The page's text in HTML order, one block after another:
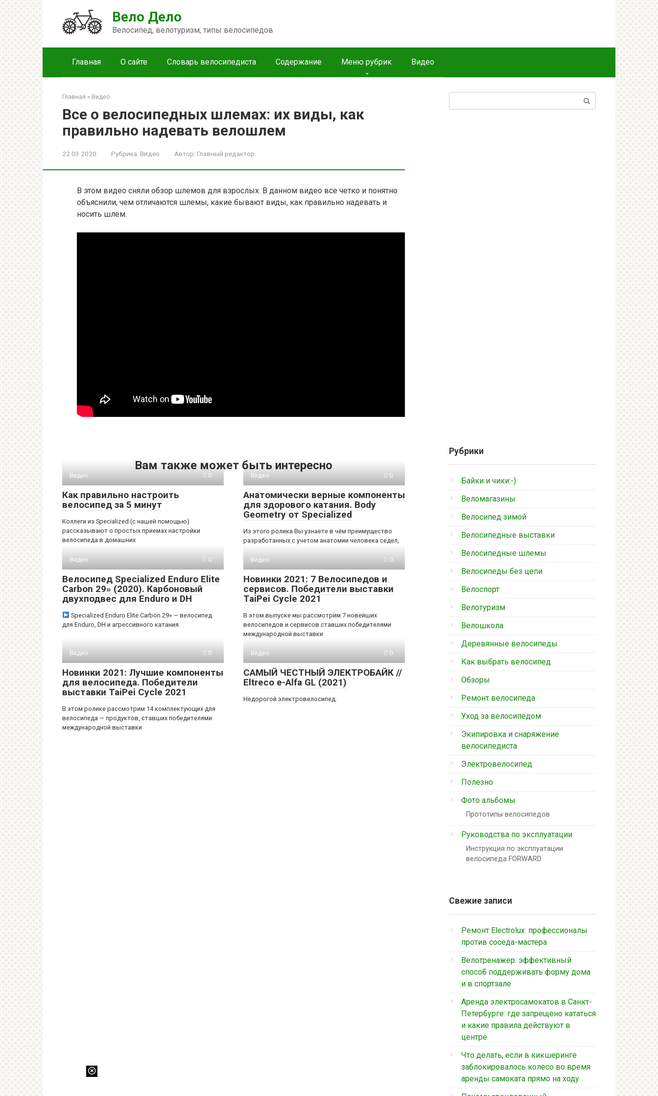
Вело Дело
Велосипед, велотуризм, типы велосипедов
Главная О сайте Словарь велосипедиста Содержание Меню рубрик Видео
Главная » Видео
Все о велосипедных шлемах: их виды, как
правильно надевать велошлем
22.03.2020 Рубрика: Видео Автор: Главный редактор
В этом видео сняли обзор шлемов для взрослых. В данном видео все четко и понятно
объяснили, чем отличаются шлемы, какие бывают виды, как правильно надевать и
носить шлем.
Вам также может быть интересно
Видео 0
Как правильно настроить
велосипед за 5 минут
Коллеги из Specialized (с нашей помощью)
рассказывают о простых приемах настройки
велосипеда в домашних
Видео 0
Анатомически верные компоненты
для здорового катания. Body
Geometry от Specialized
Из этого ролика Вы узнаете в чём преимущество
разработанных с учетом анатомии человека седел,
Видео 0
Велосипед Specialized Enduro Elite
Carbon 29» (2020). Карбоновый
двухподвес для Enduro и DH
Specialized Enduro Elite Carbon 29» — велосипед
для Enduro, DH и агрессивного катания.
Видео 0
Новинки 2021: 7 Велосипедов и
сервисов. Победители выставки
TaiPei Cycle 2021
В этом выпуске мы рассмотрим 7 новейших
велосипедов и сервисов ставших победителями
международной выставки
Видео 0
Новинки 2021: Лучшие компоненты
для велосипеда. Победители
выставки TaiPei Cycle 2021
В этом ролике рассмотрим 14 комплектующих для
велосипеда — продуктов, ставших победителями
международной выставки
Видео 0
САМЫЙ ЧЕСТНЫЙ ЭЛЕКТРОБАЙК //
Eltreco e-Alfa GL (2021)
Недорогой электровелосипед.
Рубрики
Байки и чики:-)
Веломагазины
Велосипед зимой
Велосипедные выставки
Велосипедные шлемы
Велосипеды без цепи
Велоспорт
Велотуризм
Велошкола
Деревянные велосипеды
Как выбрать велосипед
Обзоры
Ремонт велосипеда
Уход за велосипедом
Экипировка и снаряжение
велосипедиста
Электровелосипед
Полезно
Фото альбомы
Прототипы велосипедов
Руководства по эксплуатации
Инструкция по эксплуатации
велосипеда FORWARD
Свежие записи
Ремонт Electrolux: профессионалы
против соседа-мастера
Велотренажер: эффективный
способ поддерживать форму дома
и в спортзале
Аренда электросамокатов в Санкт-
Петербурге: где запрещено кататься
и какие правила действуют в
центре
Что делать, если в кикшеринге
заблокировалось колесо во время
аренды самоката прямо на ходу